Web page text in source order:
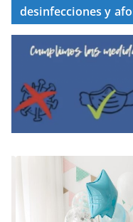
desinfecciones y